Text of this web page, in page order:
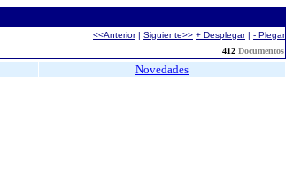
<<Anterior| Siguiente>> + Desplegar| - Plegar
412 Documentos
Novedades